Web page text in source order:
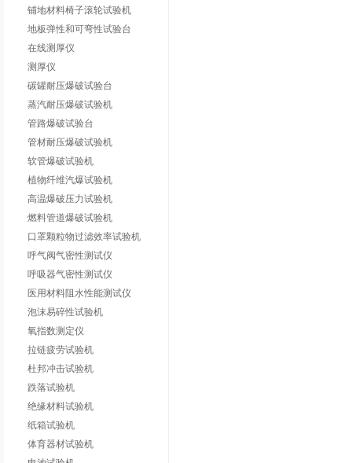
铺地材料椅子滚轮试验机
地板弹性和可弯性试验台
在线测厚仪
测厚仪
碳罐耐压爆破试验台
蒸汽耐压爆破试验机
管路爆破试验台
管材耐压爆破试验机
软管爆破试验机
植物纤维汽爆试验机
高温爆破压力试验机
燃料管道爆破试验机
口罩颗粒物过滤效率试验机
呼气阀气密性测试仪
呼吸器气密性测试仪
医用材料阻水性能测试仪
泡沫易碎性试验机
氧指数测定仪
拉链疲劳试验机
杜邦冲击试验机
跌落试验机
绝缘材料试验机
纸箱试验机
体育器材试验机